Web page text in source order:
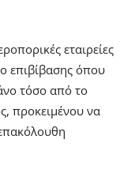
εταιρείες
επιβίβασης όπου
τόσο από το
προκειμένου να